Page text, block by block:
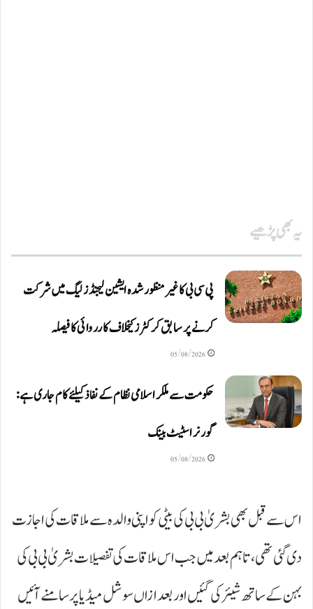
یہ بھی پڑھیے
پی سی بی کا غیر منظور شدہ ایشین لیجنڈز لیگ میں شرکت
کرنے پر سابق کرکٹرز کیخلاف کارروائی کا فیصلہ
05/08/2026
حکومت سے ملکر اسلامی نظام کے نفاذ کیلئے کام جاری ہے:
گورنر اسٹیٹ بینک
05/08/2026
اس سے قبل بھی بشریٰ بی بی کی بیٹی کو اپنی والدہ سے ملاقات کی اجازت
دی گئی تھی، تاہم بعد میں جب اس ملاقات کی تفصیلات بشریٰ بی بی کی
بہن کے ساتھ شیئر کی گئیں اور بعد ازاں سوشل میڈیا پر سامنے آئیں